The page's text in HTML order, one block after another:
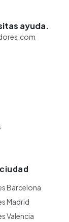
ayuda.
Barcelona
Madrid
Valencia